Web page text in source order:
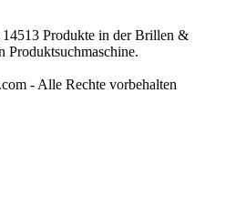
Produkte in der Brillen &
Produktsuchmaschine.
- Alle Rechte vorbehalten